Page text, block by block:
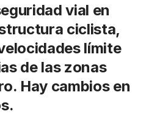
vial en
ciclista,
límite
de las zonas
Hay cambios en